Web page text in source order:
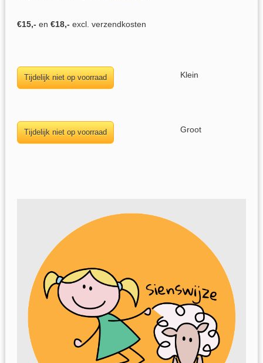
€15,- en €18,- excl. verzendkosten
Klein
Groot